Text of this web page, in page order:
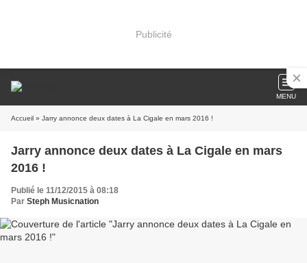
Publicité
MENU
Accueil » Jarry annonce deux dates à La Cigale en mars 2016 !
Jarry annonce deux dates à La Cigale en mars
2016 !
Publié le 11/12/2015 à 08:18
Par Steph Musicnation